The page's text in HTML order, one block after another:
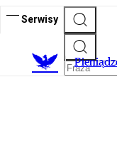
Serwisy
P